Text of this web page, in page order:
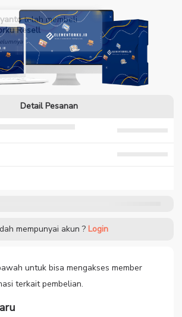
Detail Pesanan
mempunyai akun ? Login
untuk bisa mengakses member
terkait pembelian.
telah membeli
Resell